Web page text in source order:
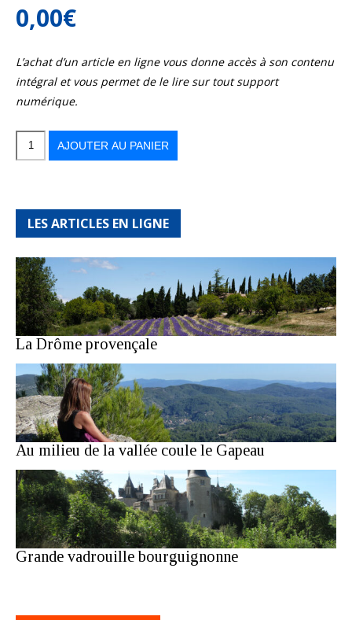
0,00€
L’achat d’un article en ligne vous donne accès à son contenu
intégral et vous permet de le lire sur tout support
numérique.
quantité
et
AJOUTER AU PANIER
LES ARTICLES EN LIGNE
La Drôme provençale
Au milieu de la vallée coule le Gapeau
Grande vadrouille bourguignonne